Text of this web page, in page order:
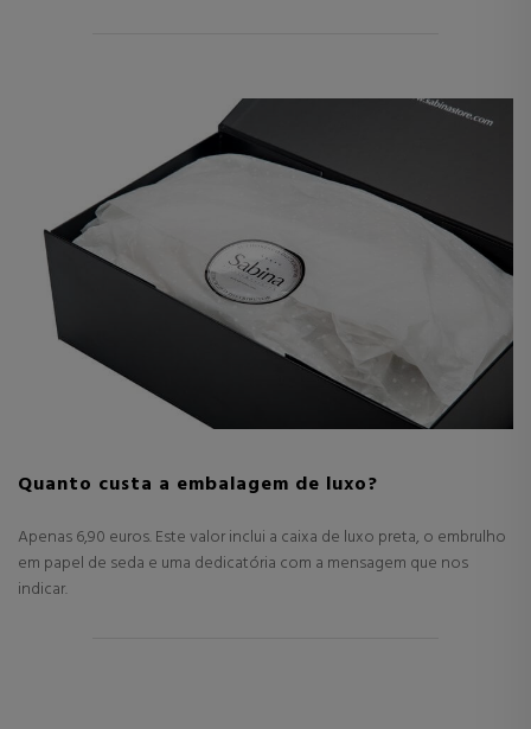
Quanto custa a embalagem de luxo?
Apenas 6,90 euros. Este valor inclui a caixa de luxo preta, o embrulho
em papel de seda e uma dedicatória com a mensagem que nos
indicar.